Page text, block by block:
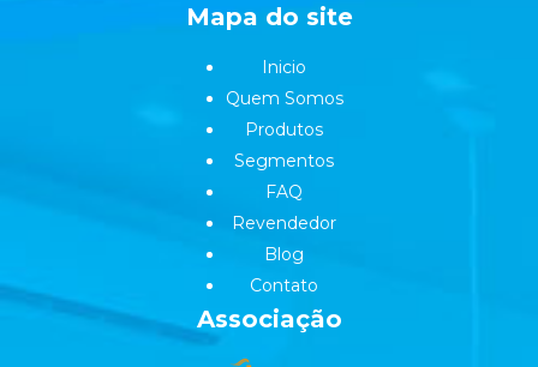
Mapa do site
Inicio
Quem Somos
Produtos
Segmentos
FAQ
Revendedor
Blog
Contato
Associação